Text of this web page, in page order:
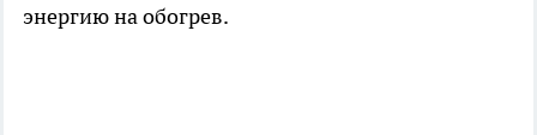
энергию на обогрев.